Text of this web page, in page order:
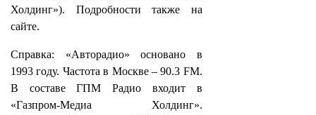
Холдинг»). Подробности также на
сайте.
Справка: «Авторадио» основано в
1993 году. Частота в Москве – 90.3 FM.
В составе ГПМ Радио входит в
«Газпром-Медиа Холдинг».